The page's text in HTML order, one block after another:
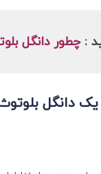
:چطور دانگل
یک دانگل